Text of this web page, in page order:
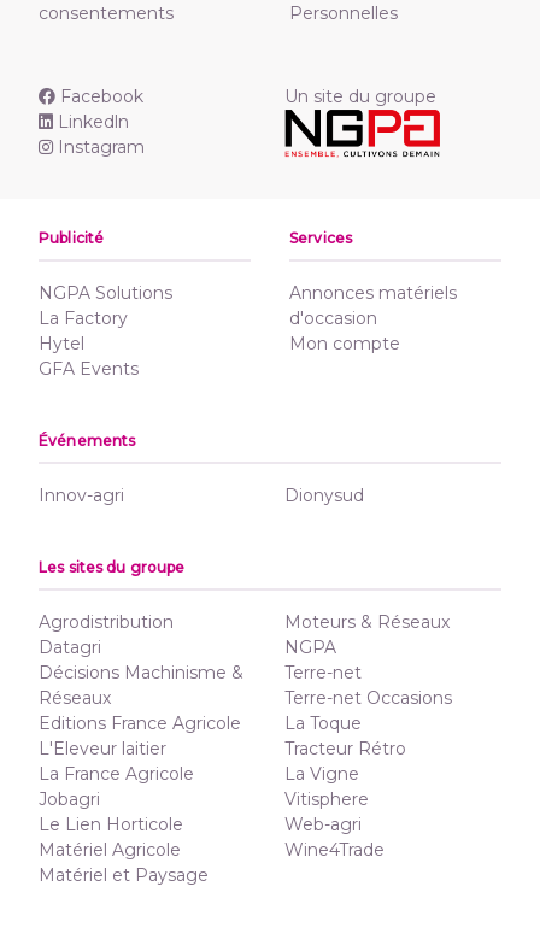
consentements
Personnelles
Facebook
Linkedln
Instagram
Un site du groupe
Publicité
NGPA Solutions
La Factory
Hytel
GFA Events
Services
Annonces matériels
d'occasion
Mon compte
Événements
Innov-agri Dionysud
Les sites du groupe
Agrodistribution
Datagri
Décisions Machinisme &
Réseaux
Editions France Agricole
L'Eleveur laitier
La France Agricole
Jobagri
Le Lien Horticole
Matériel Agricole
Matériel et Paysage
Moteurs & Réseaux
NGPA
Terre-net
Terre-net Occasions
La Toque
Tracteur Rétro
La Vigne
Vitisphere
Web-agri
Wine4Trade